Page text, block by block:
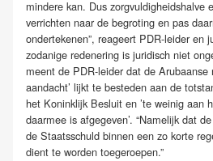
mindere kan. Dus zorgvuldigheidshalve
verrichten naar de begroting en pas
ondertekenen”, reageert PDR-leider en
zodanige redenering is juridisch niet
meent de PDR-leider dat de Arubaanse
aandacht’ lijkt te besteden aan de
het Koninklijk Besluit en ’te weinig aan
daarmee is afgegeven’. “Namelijk dat
de Staatsschuld binnen een zo korte
dient te worden toegeroepen.”